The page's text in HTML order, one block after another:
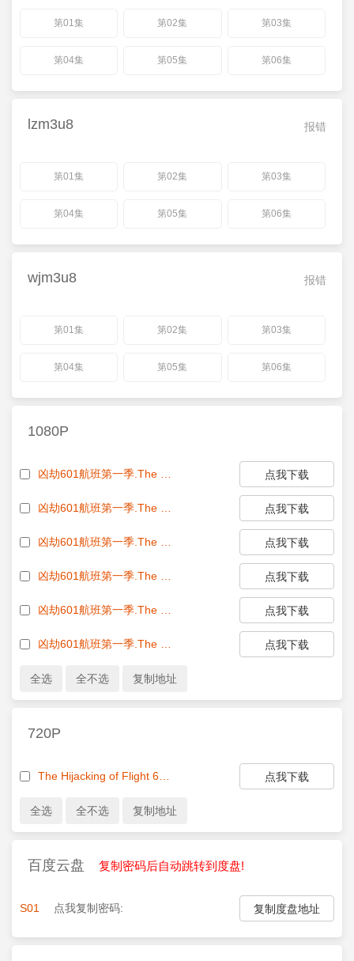
第01集 第02集 第03集
第04集 第05集 第06集
报错
lzm3u8
第01集 第02集 第03集
第04集 第05集 第06集
报错
wjm3u8
第01集 第02集 第03集
第04集 第05集 第06集
1080P
点我下载
点我下载
点我下载
点我下载
点我下载
点我下载
720P
点我下载
百度云盘 复制密码后自动跳转到度盘!
S01 点我复制密码: 复制度盘地址